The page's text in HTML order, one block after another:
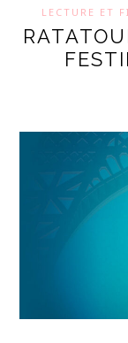
LECTURE ET